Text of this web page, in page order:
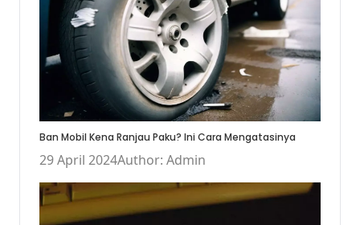
Ban Mobil Kena Ranjau Paku? Ini Cara Mengatasinya
29 April 2024Author: Admin